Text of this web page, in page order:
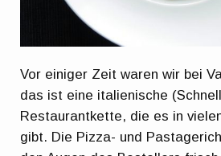
Vor einiger Zeit waren wir bei
das ist eine italienische
Restaurantkette, die es in
gibt. Die Pizza- und